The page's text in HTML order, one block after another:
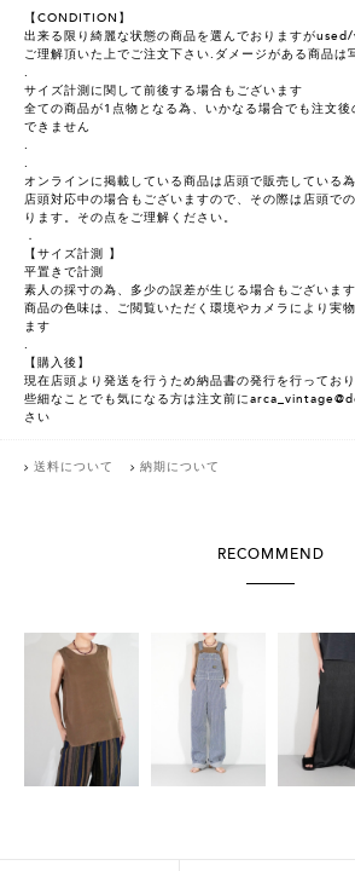
【CONDITION】
出来る限り綺麗な状態の商品を選んでおりますが
ご理解頂いた上でご注文下さい.ダメージがある商品は
.
サイズ計測に関して前後する場合もございます
全ての商品が1点物となる為、いかなる場合でも注文
できません
.
.
オンラインに掲載している商品は店頭で販売している
店頭対応中の場合もございますので、その際は店頭で
ります。その点をご理解ください。
．
【サイズ計測 】
平置きで計測
素人の採寸の為、多少の誤差が生じる場合もございます
商品の色味は、ご閲覧いただく環境やカメラにより実
ます
.
【購入後】
現在店頭より発送を行うため納品書の発行を行ってお
些細なことでも気になる方は注文前に
さい
送料について 納期について
RECOMMEND